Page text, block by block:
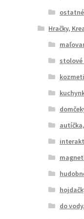
ostatné
Hračky,
stolové
do